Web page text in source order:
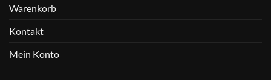
Warenkorb
Kontakt
Mein Konto